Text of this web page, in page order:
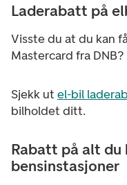
Laderabatt på
Visste du at du kan
Mastercard fra DNB?
Sjekk ut el-bil
bilholdet ditt.
Rabatt på alt du
bensinstasjoner